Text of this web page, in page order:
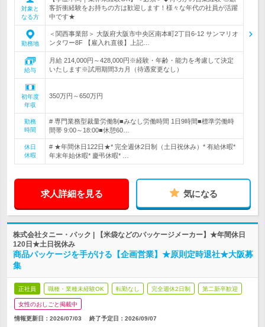
対象と
なる方
客折衝経験をお持ちの方は歓迎します！様々な年代の社員が活躍
中です★
勤務地
＜関西事業部＞ 大阪府大阪市中央区南本町2丁目6-12 サンマリオ
ンタワー8F 【雇入れ直後】上記…
給与
月給 214,000円～428,000円※経験・年齢・能力を考慮して決定
いたします※試用期間3カ月（待遇変更なし）
初年度
年収
350万円～650万円
勤務
時間
# 専門業務型裁量労働制■みなし労働時間 1日9時間■標準労働時
間帯 9:00～18:00■休憩60…
休日
休暇
# ★年間休日122日★* 完全週休2日制（土日祝休み）* 有給休暇*
年末年始休暇* 慶弔休暇* …
求人詳細を見る 気になる
株式会社タニー・パック | 【米袋などのパッケージメーカー】★年間休日
120日★土日祝休み
商品パッケージを手がける【企画営業】★原則定時退社★大阪募
集
正社員 職種・業種未経験OK 転勤なし 完全週休2日制 第二新卒歓迎
女性のおしごと掲載中
情報更新日：2026/07/03 終了予定日： 2026/09/07